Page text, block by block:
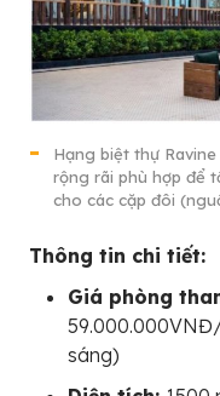
Hạng biệt thự
rộng rãi phù hợp để
cho các cặp đôi
Thông tin chi tiết:
Giá phòng
sáng)